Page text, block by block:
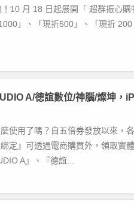
10 月 18 日起展開「 超群振心購
」、「現折500」、「現折 200
A/德誼數位/神腦/燦坤，
使用了嗎？自五倍券發放以來，
定』可透過電商購買外，領取實體
A』、『德誼...